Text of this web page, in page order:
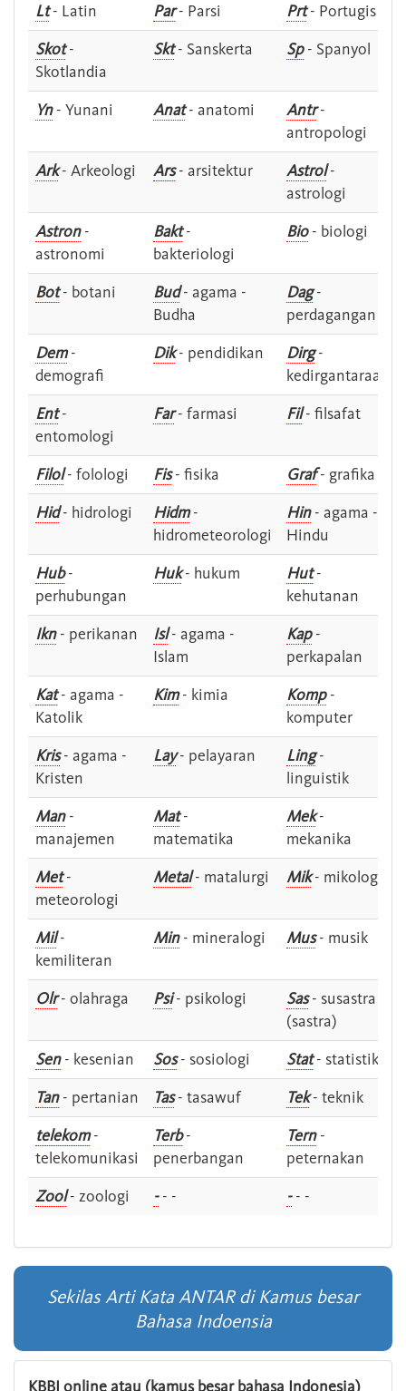
Lt- Latin Par- Parsi Prt- Portugis
Skot-
Skotlandia
Skt- Sanskerta Sp- Spanyol
Yn- Yunani Anat- anatomi Antr-
antropologi
Ark- Arkeologi Ars- arsitektur Astrol-
astrologi
Astron-
astronomi
Bakt-
bakteriologi
Bio- biologi
Bot- botani Bud- agama -
Budha
Dag-
perdagangan
Dem-
demografi
Dik- pendidikan Dirg-
kedirgantaraan
Ent-
entomologi
Far- farmasi Fil- filsafat
Filol- folologi Fis- fisika Graf- grafika
Hid- hidrologi Hidm-
hidrometeorologi
Hin- agama -
Hindu
Hub-
perhubungan
Huk- hukum Hut-
kehutanan
Ikn- perikanan Isl- agama -
Islam
Kap-
perkapalan
Kat- agama -
Katolik
Kim- kimia Komp-
komputer
Kris- agama -
Kristen
Lay- pelayaran Ling-
linguistik
Man-
manajemen
Mat-
matematika
Mek-
mekanika
Met-
meteorologi
Metal- matalurgi Mik- mikologi
Mil-
kemiliteran
Min- mineralogi Mus- musik
Olr- olahraga Psi- psikologi Sas- susastra -
(sastra)
Sen- kesenian Sos- sosiologi Stat- statistik
Tan- pertanian Tas- tasawuf Tek- teknik
telekom-
telekomunikasi
Terb-
penerbangan
Tern-
peternakan
Zool- zoologi -- - -- -
Sekilas Arti Kata ANTAR di Kamus besar
Bahasa Indoensia
KBBI online atau (kamus besar bahasa Indonesia)